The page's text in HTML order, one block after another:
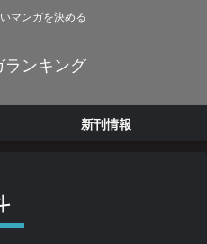
マンガを決める
ランキング
新刊情報